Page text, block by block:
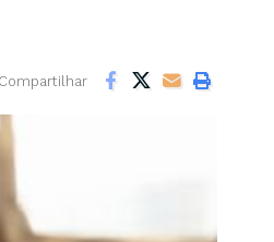
Compartilhar